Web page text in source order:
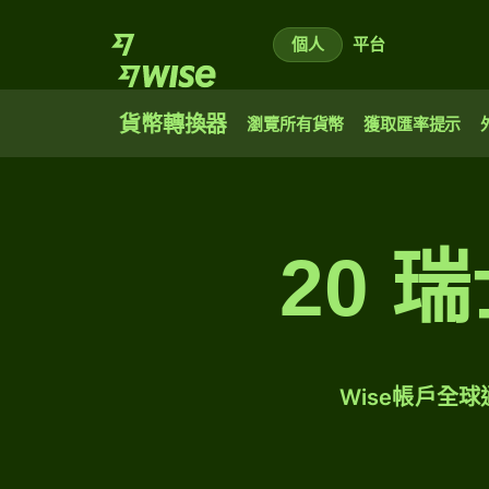
個人 平台
貨幣轉換器 瀏覽所有貨幣 獲取匯率提示
20
Wise帳戶全球